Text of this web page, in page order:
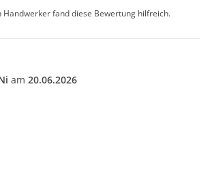
Handwerker fand diese Bewertung hilfreich.
am 20.06.2026